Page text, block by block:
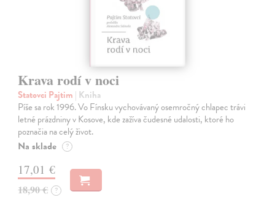
Krava rodí v noci
Statovci Pajtim | Kniha
Píše sa rok 1996. Vo Fínsku vychovávaný osemročný chlapec trávi
letné prázdniny v Kosove, kde zažíva čudesné udalosti, ktoré ho
poznačia na celý život.
Na sklade ?
17,01 €
18,90 € ?